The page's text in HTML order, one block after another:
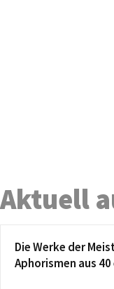
Aktuell
Die Werke der
Aphorismen aus